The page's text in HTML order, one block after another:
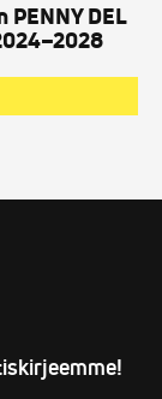
DEL